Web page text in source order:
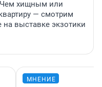
Чем хищным или
— смотрим
на выставке экзотики
МНЕНИЕ